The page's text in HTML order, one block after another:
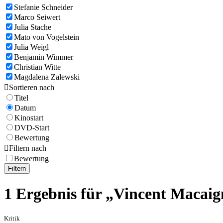
Stefanie Schneider
Marco Seiwert
Julia Stache
Mato von Vogelstein
Julia Weigl
Benjamin Wimmer
Christian Witte
Magdalena Zalewski
Sortieren nach
Titel
Datum
Kinostart
DVD-Start
Bewertung
Filtern nach
Bewertung
Filtern
1 Ergebnis für „Vincent
Kritik